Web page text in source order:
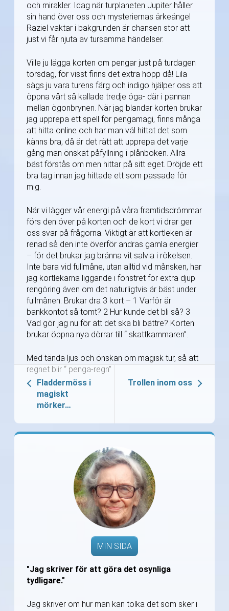
och mirakler. Idag när turplaneten Jupiter håller
sin hand över oss och mysteriernas ärkeängel
Raziel vaktar i bakgrunden är chansen stor att
just vi får njuta av tursamma händelser.
Ville ju lägga korten om pengar just på turdagen
torsdag, för visst finns det extra hopp då! Lila
sägs ju vara turens färg och indigo hjälper oss att
öppna vårt så kallade tredje öga- där i pannan
mellan ögonbrynen. När jag blandar korten brukar
jag upprepa ett spell för pengamagi, finns många
att hitta online och har man väl hittat det som
känns bra, då är det rätt att upprepa det varje
gång man önskat påfyllning i plånboken. Allra
bäst förstås om men hittar på sitt eget. Dröjde ett
bra tag innan jag hittade ett som passade för
mig.
När vi lägger vår energi på våra framtidsdrömmar
förs den över på korten och de kort vi drar ger
oss svar på frågorna. Viktigt är att kortleken är
renad så den inte överför andras gamla energier
– för det brukar jag bränna vit salvia i rökelsen.
Inte bara vid fullmåne, utan alltid vid månsken, har
jag kortlekarna liggande i fönstret för extra djup
rengöring även om det naturligtvis är bäst under
fullmånen. Brukar dra 3 kort – 1 Varför är
bankkontot så tomt? 2 Hur kunde det bli så? 3
Vad gör jag nu för att det ska bli bättre? Korten
brukar öppna nya dörrar till “ skattkammaren”.
Med tända ljus och önskan om magisk tur, så att
regnet blir “ penga-regn”
Fladdermöss i
magiskt
mörker…
Trollen inom oss
MIN SIDA
"Jag skriver för att göra det osynliga
tydligare."
Jag skriver om hur man kan tolka det som sker i